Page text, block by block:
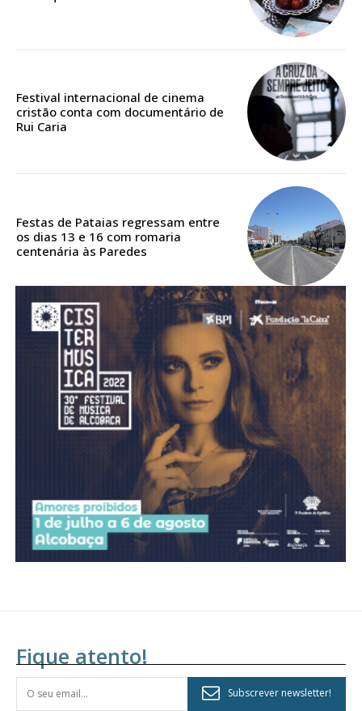
12 meses
Ofertas para assinatura anual
Festival internacional de cinema
cristão conta com documentário de
Rui Caria
Festas de Pataias regressam entre
os dias 13 e 16 com romaria
centenária às Paredes
Fique atento!
Subscrever newsletter!